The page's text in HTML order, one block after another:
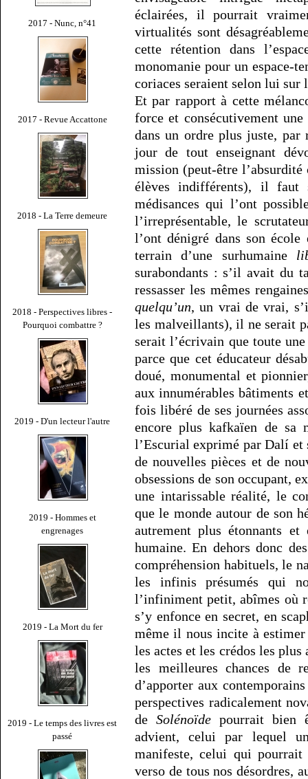
2017 - Nunc, n°41
2017 - Revue Accattone
2018 - La Terre demeure
2018 - Perspectives libres -
Pourquoi combattre ?
2019 - D'un lecteur l'autre
2019 - Hommes et
engrenages
2019 - La Mort du fer
2019 - Le temps des livres est
passé
éclairées, il pourrait
virtualités sont
cette rétention dans
monomanie pour un espace-
coriaces seraient selon lui sur
Et par rapport à cette
force et consécutivement
dans un ordre plus juste, par
jour de tout enseignant
mission (peut-être l’absurdité
élèves indifférents), il faut
médisances qui l’ont
l’irreprésentable, le
l’ont dénigré dans son
terrain d’une surhumaine
surabondants : s’il avait du
ressasser les mêmes
quelqu’un, un vrai de vrai,
les malveillants), il ne serait
serait l’écrivain que toute
parce que cet éducateur
doué, monumental et
aux innumérables bâtiments
fois libéré de ses journées
encore plus kafkaïen de sa
l’Escurial exprimé par Dalí et
de nouvelles pièces et de
obsessions de son occupant,
une intarissable réalité, le
que le monde autour de son
autrement plus étonnants
humaine. En dehors donc
compréhension habituels, le
les infinis présumés qui
l’infiniment petit, abîmes où
s’y enfonce en secret, en
même il nous incite à
les actes et les crédos les
les meilleures chances de
d’apporter aux
perspectives radicalement
de Solénoïde pourrait bien
advient, celui par lequel
manifeste, celui qui
verso de tous nos désordres,